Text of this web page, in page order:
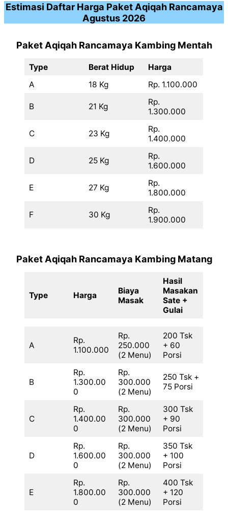
Estimasi Daftar Harga Paket Aqiqah Rancamaya
Agustus 2026
Paket Aqiqah Rancamaya Kambing Mentah
Type Berat Hidup
Harga
A
18 Kg Rp. 1.100.000
B 21 Kg
Rp.
1.300.000
C 23 Kg
Rp.
1.400.000
D 25 Kg
Rp.
1.600.000
E 27 Kg
Rp.
1.800.000
F 30 Kg
Rp.
1.900.000
Paket Aqiqah Rancamaya Kambing Matang
Type Harga
Biaya
Masak
Hasil
Masakan
Sate +
Gulai
A
Rp.
1.100.000
Rp.
250.000
(2 Menu)
200 Tsk
+ 60
Porsi
B
Rp.
1.300.00
0
Rp.
300.000
(2 Menu)
250 Tsk +
75 Porsi
C
Rp.
1.400.00
0
Rp.
300.000
(2 Menu)
300 Tsk
+ 90
Porsi
D
Rp.
1.600.00
0
Rp.
300.000
(2 Menu)
350 Tsk
+ 100
Porsi
E
Rp.
1.800.00
0
Rp.
300.000
(2 Menu)
400 Tsk
+ 120
Porsi